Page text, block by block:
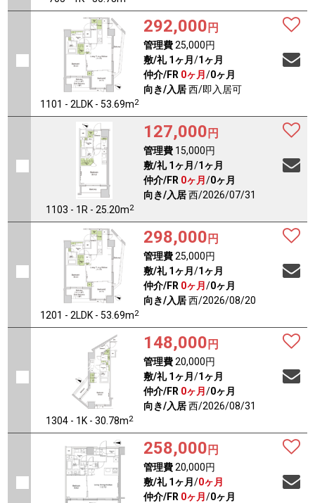
1101 - 2LDK - 53.69m2
292,000 円
管理費25,000円
敷/礼 1ヶ月 /1ヶ月
仲介/FR 0ヶ月 /0ヶ月
向き/入居西/即入居可
1103 - 1R - 25.20m2
127,000 円
管理費15,000円
敷/礼 1ヶ月 /1ヶ月
仲介/FR 0ヶ月 /0ヶ月
向き/入居西/2026/07/31
1201 - 2LDK - 53.69m2
298,000 円
管理費25,000円
敷/礼 1ヶ月 /1ヶ月
仲介/FR 0ヶ月 /0ヶ月
向き/入居西/2026/08/20
1304 - 1K - 30.78m2
148,000 円
管理費20,000円
敷/礼 1ヶ月 /1ヶ月
仲介/FR 0ヶ月 /0ヶ月
向き/入居西/2026/08/31
258,000 円
管理費20,000円
敷/礼 1ヶ月 /0ヶ月
仲介/FR 0ヶ月 /0ヶ月